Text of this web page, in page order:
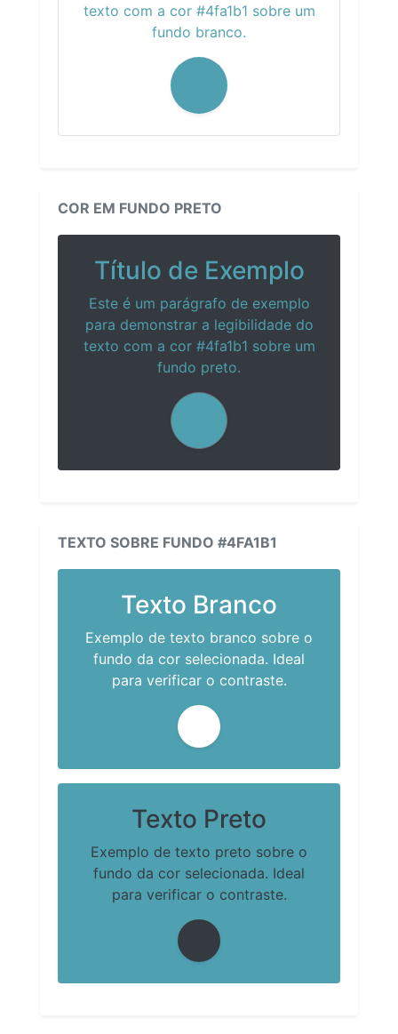
texto com a cor #4fa1b1 sobre um
fundo branco.
COR EM FUNDO PRETO
Título de Exemplo
Este é um parágrafo de exemplo
para demonstrar a legibilidade do
texto com a cor #4fa1b1 sobre um
fundo preto.
TEXTO SOBRE FUNDO #4FA1B1
Texto Branco
Exemplo de texto branco sobre o
fundo da cor selecionada. Ideal
para verificar o contraste.
Texto Preto
Exemplo de texto preto sobre o
fundo da cor selecionada. Ideal
para verificar o contraste.